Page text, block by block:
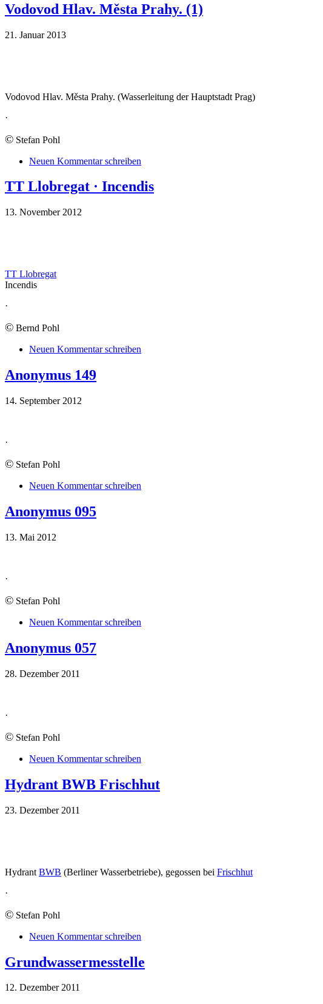
Vodovod Hlav. Města Prahy. (1)
21. Januar 2013
Vodovod Hlav. Města Prahy. (Wasserleitung der Hauptstadt Prag)
·
© Stefan Pohl
Neuen Kommentar schreiben
TT Llobregat · Incendis
13. November 2012
TT Llobregat
Incendis
·
© Bernd Pohl
Neuen Kommentar schreiben
Anonymus 149
14. September 2012
·
© Stefan Pohl
Neuen Kommentar schreiben
Anonymus 095
13. Mai 2012
·
© Stefan Pohl
Neuen Kommentar schreiben
Anonymus 057
28. Dezember 2011
·
© Stefan Pohl
Neuen Kommentar schreiben
Hydrant BWB Frischhut
23. Dezember 2011
Hydrant BWB (Berliner Wasserbetriebe), gegossen bei Frischhut
·
© Stefan Pohl
Neuen Kommentar schreiben
Grundwassermesstelle
12. Dezember 2011